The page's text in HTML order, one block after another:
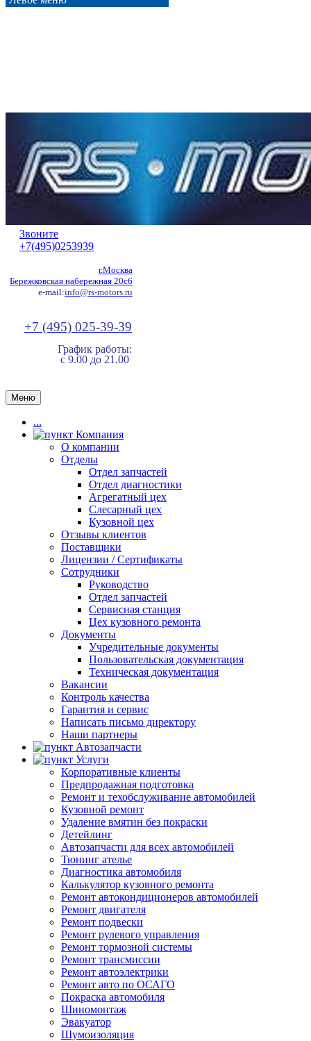
Звоните
+7(495)0253939
г.Москва
Бережковская набережная 20с6
e-mail:info@rs-motors.ru
+7 (495) 025-39-39
График работы:
с 9.00 до 21.00
Меню
...
Компания
О компании
Отделы
Отдел запчастей
Отдел диагностики
Агрегатный цех
Слесарный цех
Кузовной цех
Отзывы клиентов
Поставщики
Лицензии / Сертификаты
Сотрудники
Руководство
Отдел запчастей
Сервисная станция
Цех кузовного ремонта
Документы
Учредительные документы
Пользовательская документация
Техническая документация
Вакансии
Контроль качества
Гарантия и сервис
Написать письмо директору
Наши партнеры
Автозапчасти
Услуги
Корпоративные клиенты
Предпродажная подготовка
Ремонт и техобслуживание автомобилей
Кузовной ремонт
Удаление вмятин без покраски
Детейлинг
Автозапчасти для всех автомобилей
Тюнинг ателье
Диагностика автомобиля
Калькулятор кузовного ремонта
Ремонт автокондиционеров автомобилей
Ремонт двигателя
Ремонт подвески
Ремонт рулевого управления
Ремонт тормозной системы
Ремонт трансмиссии
Ремонт автоэлектрики
Ремонт авто по ОСАГО
Покраска автомобиля
Шиномонтаж
Эвакуатор
Шумоизоляция